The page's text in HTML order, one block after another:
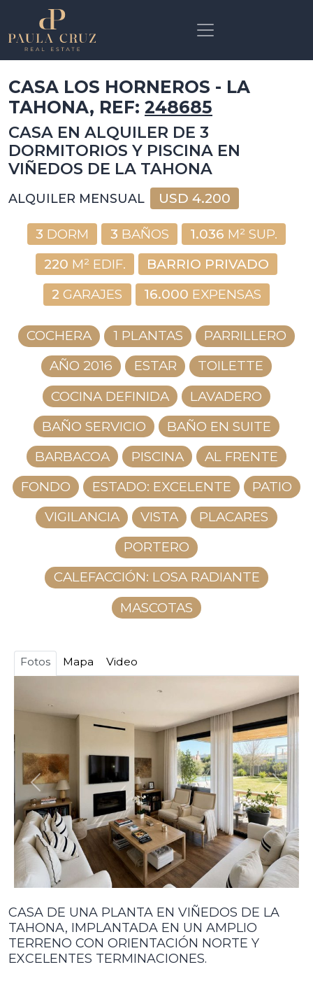
CASA LOS HORNEROS - LA
TAHONA, REF: 248685
CASA EN ALQUILER DE 3
DORMITORIOS Y PISCINA EN
VIÑEDOS DE LA TAHONA
ALQUILER MENSUAL USD 4.200
3 DORM 3 BAÑOS 1.036 M² SUP.
220 M² EDIF.
BARRIO PRIVADO
2 GARAJES 16.000 EXPENSAS
COCHERA 1 PLANTAS
PARRILLERO
AÑO 2016
ESTAR
TOILETTE
COCINA DEFINIDA
LAVADERO
BAÑO SERVICIO
BAÑO EN SUITE
BARBACOA
PISCINA
AL FRENTE
FONDO
ESTADO: EXCELENTE
PATIO
VIGILANCIA
VISTA
PLACARES
PORTERO
CALEFACCIÓN: LOSA RADIANTE
MASCOTAS
Fotos Mapa Video
ANTERIOR
CASA DE UNA PLANTA EN VIÑEDOS DE LA
TAHONA, IMPLANTADA EN UN AMPLIO
TERRENO CON ORIENTACIÓN NORTE Y
EXCELENTES TERMINACIONES.